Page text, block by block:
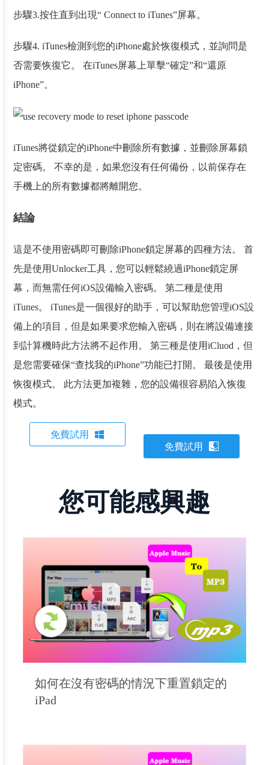
步驟3.按住直到出現“ Connect to iTunes”屏幕。
步驟4. iTunes檢測到您的iPhone處於恢復模式，並詢問是
否需要恢復它。 在iTunes屏幕上單擊“確定”和“還原
iPhone”。
iTunes將從鎖定的iPhone中刪除所有數據，並刪除屏幕鎖
定密碼。 不幸的是，如果您沒有任何備份，以前保存在
手機上的所有數據都將離開您。
結論
這是不使用密碼即可刪除iPhone鎖定屏幕的四種方法。 首
先是使用Unlocker工具，您可以輕鬆繞過iPhone鎖定屏
幕，而無需任何iOS設備輸入密碼。 第二種是使用
iTunes。 iTunes是一個很好的助手，可以幫助您管理iOS設
備上的項目，但是如果要求您輸入密碼，則在將設備連接
到計算機時此方法將不起作用。 第三種是使用iCluod，但
是您需要確保“查找我的iPhone”功能已打開。 最後是使用
恢復模式。 此方法更加複雜，您的設備很容易陷入恢復
模式。
免費試用
免費試用
您可能感興趣
如何在沒有密碼的情況下重置鎖定的
iPad